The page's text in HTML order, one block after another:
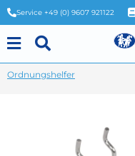
Service +49 (0) 9607 921122
Ordnungshelfer